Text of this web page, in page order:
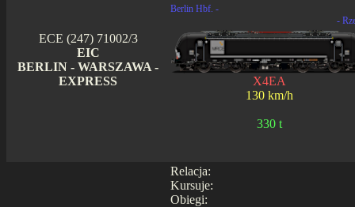
ECE (247) 71002/3
EIC
BERLIN - WARSZAWA -
EXPRESS
Berlin Hbf. -
-
X4EA
130 km/h
330 t
Relacja:
Kursuje:
Obiegi: